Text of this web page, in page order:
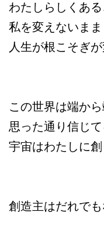
わたしらしくあ
私を変えないまま
人生が根こそぎ
この世界は端か
思った通り信じ
宇宙はわたしに
創造主はだれで